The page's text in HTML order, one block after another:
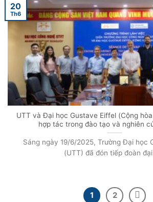
UTT và Đại học Gustave Eiffel (Cộng
hợp tác trong đào tạo và nghiên
Sáng ngày 19/6/2025, Trường Đại học
(UTT) đã đón tiếp đoàn
20
Th6
1 2